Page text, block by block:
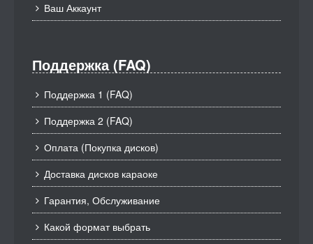
Ваш Аккаунт
Поддержка (FAQ)
Поддержка 1 (FAQ)
Поддержка 2 (FAQ)
Оплата (Покупка дисков)
Доставка дисков караоке
Гарантия, Обслуживание
Какой формат выбрать